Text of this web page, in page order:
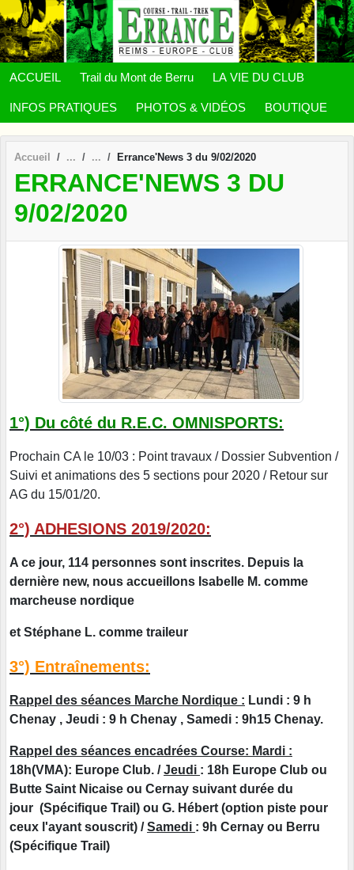
ACCUEIL Trail du Mont de Berru LA VIE DU CLUB
INFOS PRATIQUES PHOTOS & VIDÉOS BOUTIQUE
Accueil Errance'News 3 du 9/02/2020
ERRANCE'NEWS 3 DU
9/02/2020
1°) Du côté du R.E.C. OMNISPORTS:
Prochain CA le 10/03 : Point travaux / Dossier Subvention /
Suivi et animations des 5 sections pour 2020 / Retour sur
AG du 15/01/20.
2°) ADHESIONS 2019/2020:
A ce jour, 114 personnes sont inscrites. Depuis la
dernière new, nous accueillons Isabelle M. comme
marcheuse nordique
et Stéphane L. comme traileur
3°) Entraînements:
Rappel des séances Marche Nordique : Lundi : 9 h
Chenay , Jeudi : 9 h Chenay , Samedi : 9h15 Chenay.
Rappel des séances encadrées Course: Mardi :
18h(VMA): Europe Club. /Jeudi : 18h Europe Club ou
Butte Saint Nicaise ou Cernay suivant durée du
jour (Spécifique Trail) ou G. Hébert (option piste pour
ceux l'ayant souscrit) /Samedi : 9h Cernay ou Berru
(Spécifique Trail)
Panneau de gestion des cookies